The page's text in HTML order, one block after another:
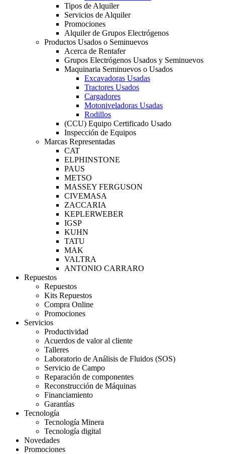
Tipos de Alquiler
Servicios de Alquiler
Promociones
Alquiler de Grupos Electrógenos
Productos Usados o Seminuevos
Acerca de Rentafer
Grupos Electrógenos Usados y Seminuevos
Maquinaria Seminuevos o Usados
Excavadoras Usadas
Tractores Usados
Cargadores
Motoniveladoras Usadas
Rodillos
(CCU) Equipo Certificado Usado
Inspección de Equipos
Marcas Representadas
CAT
ELPHINSTONE
PAUS
METSO
MASSEY FERGUSON
CIVEMASA
ZACCARIA
KEPLERWEBER
IGSP
KUHN
TATU
MAK
VALTRA
ANTONIO CARRARO
Repuestos
Repuestos
Kits Repuestos
Compra Online
Promociones
Servicios
Productividad
Acuerdos de valor al cliente
Talleres
Laboratorio de Análisis de Fluidos (SOS)
Servicio de Campo
Reparación de componentes
Reconstrucción de Máquinas
Financiamiento
Garantías
Tecnología
Tecnología Minera
Tecnología digital
Novedades
Promociones